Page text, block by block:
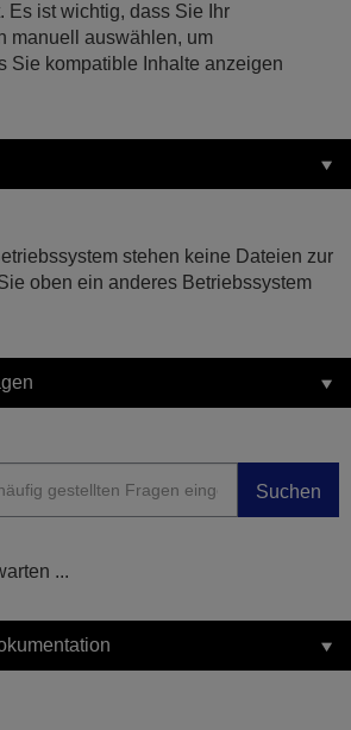
Es ist wichtig, dass Sie Ihr
manuell auswählen, um
Sie kompatible Inhalte anzeigen
stehen keine Dateien zur
oben ein anderes Betriebssystem
Suchen
...